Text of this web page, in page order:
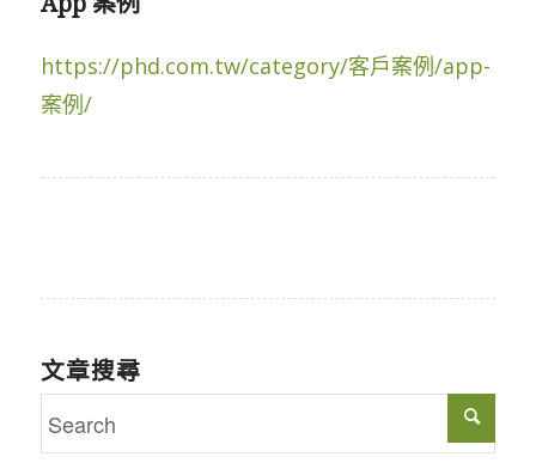
https://phd.com.tw/category/客戶案例/app-
案例/
文章搜尋